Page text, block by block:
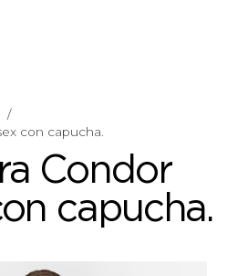
/
con capucha.
Condor
capucha.